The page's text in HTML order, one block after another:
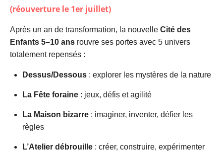
(réouverture le 1er juillet)
Après un an de transformation, la nouvelle Cité des
Enfants 5–10 ans rouvre ses portes avec 5 univers
totalement repensés :
Dessus/Dessous : explorer les mystères de la nature
La Fête foraine : jeux, défis et agilité
La Maison bizarre : imaginer, inventer, défier les
règles
L’Atelier débrouille : créer, construire, expérimenter